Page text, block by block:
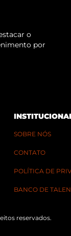
o
por
SOBRE NÓS
CONTATO
POLÍTICA DE
BANCO DE
reservados.